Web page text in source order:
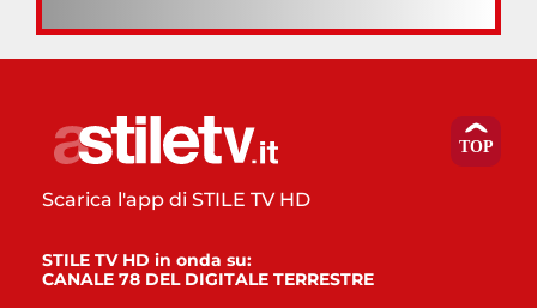
Scarica l'app di STILE TV HD
STILE TV HD in onda su:
CANALE 78 DEL DIGITALE TERRESTRE